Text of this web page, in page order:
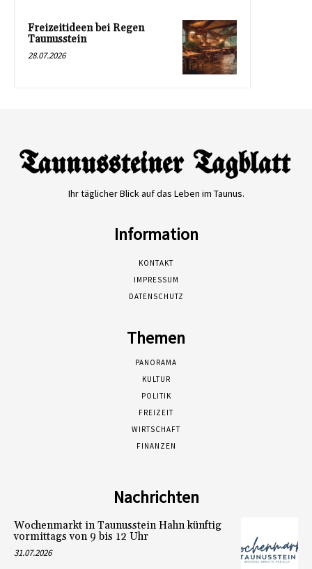
Freizeitideen bei Regen
Taunusstein
28.07.2026
Ihr täglicher Blick auf das Leben im Taunus.
Information
KONTAKT
IMPRESSUM
DATENSCHUTZ
Themen
PANORAMA
KULTUR
POLITIK
FREIZEIT
WIRTSCHAFT
FINANZEN
Nachrichten
Wochenmarkt in Taunusstein Hahn künftig
vormittags von 9 bis 12 Uhr
31.07.2026